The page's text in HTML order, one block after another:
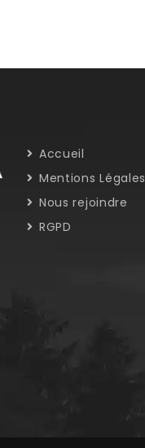
Accueil
Mentions Légales
Nous rejoindre
RGPD